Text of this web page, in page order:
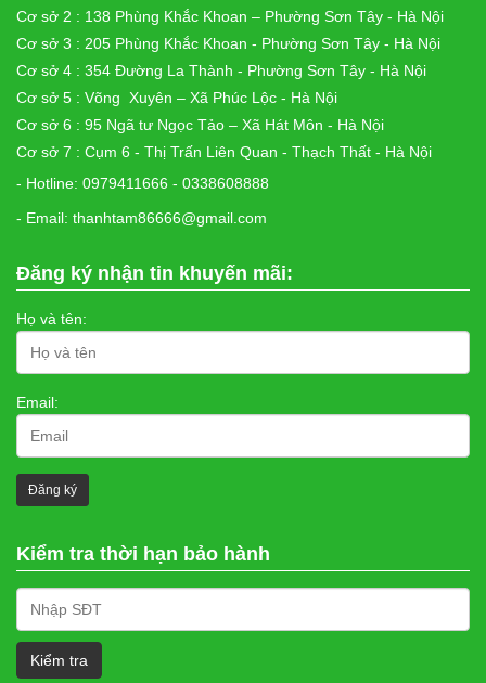
Cơ sở 2 : 138 Phùng Khắc Khoan – Phường Sơn Tây - Hà Nội
Cơ sở 3 : 205 Phùng Khắc Khoan - Phường Sơn Tây - Hà Nội
Cơ sở 4 : 354 Đường La Thành - Phường Sơn Tây - Hà Nội
Cơ sở 5 : Võng Xuyên – Xã Phúc Lộc - Hà Nội
Cơ sở 6 : 95 Ngã tư Ngọc Tảo – Xã Hát Môn - Hà Nội
Cơ sở 7 : Cụm 6 - Thị Trấn Liên Quan - Thạch Thất - Hà Nội
- Hotline: 0979411666 - 0338608888
- Email: thanhtam86666@gmail.com
Đăng ký nhận tin khuyến mãi:
Họ và tên:
Email:
Kiểm tra thời hạn bảo hành